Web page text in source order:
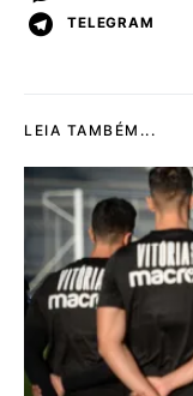
TELEGRAM
LEIA TAMBÉM...